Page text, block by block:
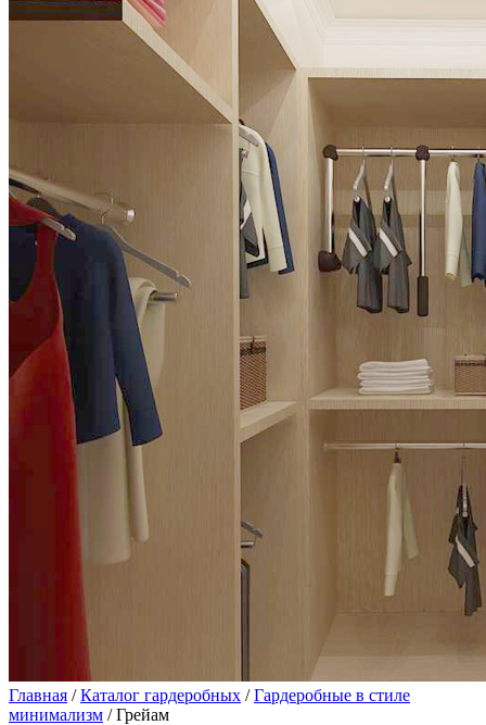
Главная /Каталог гардеробных /Гардеробные в стиле
минимализм / Грейам